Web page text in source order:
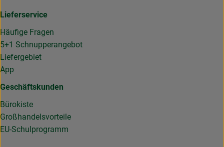
Lieferservice
Häufige Fragen
5+1 Schnupperangebot
Liefergebiet
App
Geschäftskunden
Bürokiste
Großhandelsvorteile
EU-Schulprogramm